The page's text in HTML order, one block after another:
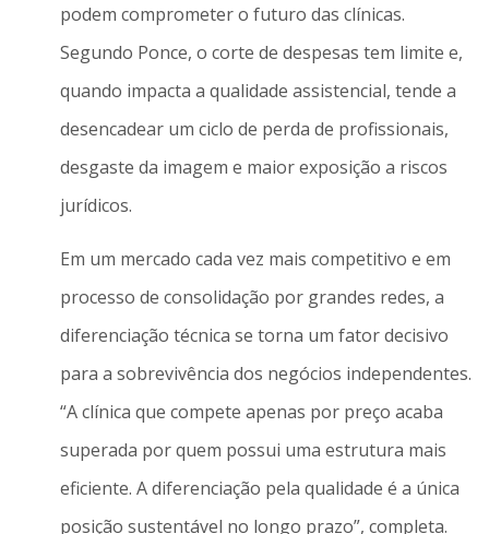
podem comprometer o futuro das clínicas.
Segundo Ponce, o corte de despesas tem limite e,
quando impacta a qualidade assistencial, tende a
desencadear um ciclo de perda de profissionais,
desgaste da imagem e maior exposição a riscos
jurídicos.
Em um mercado cada vez mais competitivo e em
processo de consolidação por grandes redes, a
diferenciação técnica se torna um fator decisivo
para a sobrevivência dos negócios independentes.
“A clínica que compete apenas por preço acaba
superada por quem possui uma estrutura mais
eficiente. A diferenciação pela qualidade é a única
posição sustentável no longo prazo”, completa.